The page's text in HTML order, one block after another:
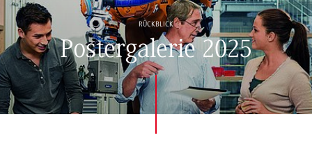
RÜCKBLICK
Postergalerie 2025